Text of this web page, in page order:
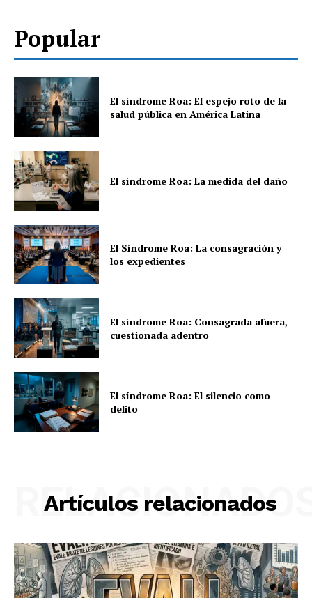
Popular
El síndrome Roa: El espejo roto de la
salud pública en América Latina
El síndrome Roa: La medida del daño
El Síndrome Roa: La consagración y
los expedientes
El síndrome Roa: Consagrada afuera,
cuestionada adentro
El síndrome Roa: El silencio como
delito
Artículos relacionados